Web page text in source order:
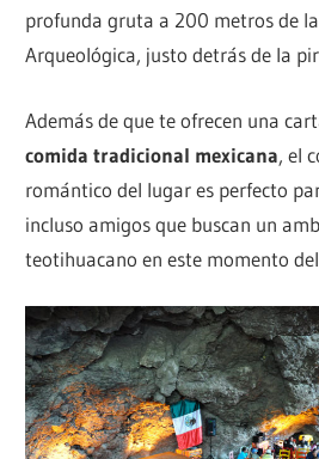
profunda gruta a 200 metros de
Arqueológica, justo detrás de la
Además de que te ofrecen una
comida tradicional mexicana, el
romántico del lugar es perfecto
incluso amigos que buscan un
teotihuacano en este momento